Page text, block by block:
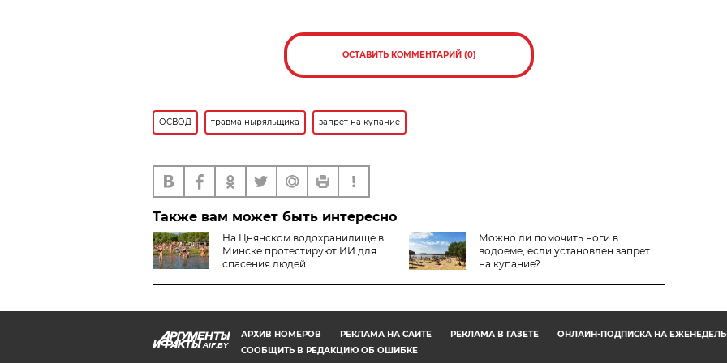
ОСТАВИТЬ КОММЕНТАРИЙ (0)
ОСВОД травма ныряльщика запрет на купание
Также вам может быть интересно
На Цнянском водохранилище в
Минске протестируют ИИ для
спасения людей
Можно ли помочить ноги в
водоеме, если установлен запрет
на купание?
AIF.BY
АРХИВ НОМЕРОВ РЕКЛАМА НА САЙТЕ РЕКЛАМА В ГАЗЕТЕ
ОНЛАЙН-ПОДПИСКА НА
СООБЩИТЬ В РЕДАКЦИЮ ОБ ОШИБКЕ